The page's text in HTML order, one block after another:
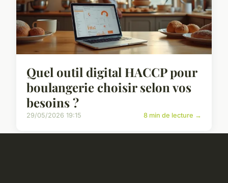
Quel outil digital HACCP pour
boulangerie choisir selon vos
besoins ?
29/05/2026 19:15 8 min de lecture →